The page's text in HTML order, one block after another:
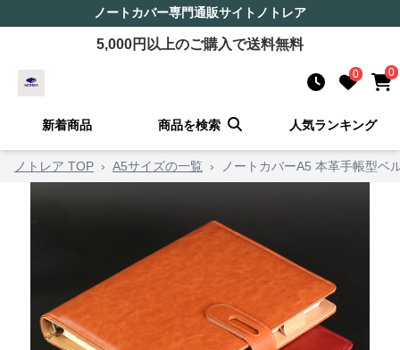
ノートカバー専門通販サイト ノトレア
5,000円以上のご購入で送料無料
0 0
新着商品 商品を検索 人気ランキング
ノトレア TOP › A5サイズの一覧 › ノートカバーA5 本革手帳型ベ